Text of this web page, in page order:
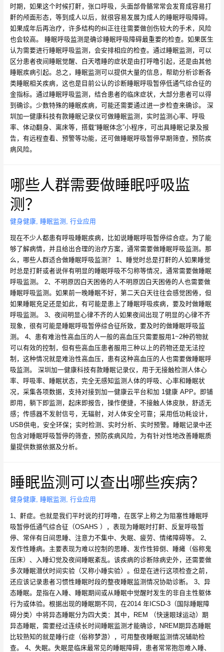
时期，如果这个时候打鼾，张口呼吸，头面部骨骼常常会发育成容易打
鼾的颅面形态，等到成人以后，就很容易发展为成人的睡眠呼吸障碍。
如果成年后再治疗，许多结构的纠正往往需要做创伤较大的手术，风险
也会较高。 睡眠呼吸监测是确诊睡眠呼吸障碍最重要的检查。如果医生
认为需要进行睡眠呼吸监测，会安排相应的检查。通过睡眠监测，可以
区分患者夜间睡眠觉醒、白天嗜睡的症状是由打呼噜引起，还是由其他
睡眠疾病引起。总之，睡眠监测可以提供大量的信息，帮助分析诊断各
类睡眠相关疾病，这也是目前公认的诊断睡眠呼吸暂停低通气综合征的
金指标。通过睡眠呼吸监测，结合患者的临床症状，大部分患者可以得
到确诊。少数特殊的睡眠疾病，可能还需要通过进一步检查来确诊。 深
圳加一健康科技有款睡眠记录仪可做睡眠监测，实时监测心率、呼吸
率、体动翻身、离床等，搭载“睡眠体念”小程序，可出具睡眠记录及报
告，有远程查看、预警等功能，还可做睡眠呼吸暂停早期筛查，预防疾
病风险。
哪些人群需要做睡眠呼吸监
测？
健身健康, 睡眠监测 , 行业应用
现在不少人都患有呼吸睡眠疾病，比如说睡眠呼吸暂停综合症。为了能
够了解病情，并且给出合理的治疗方案，通常需要做睡眠呼吸监测。那
么，哪些人群适合做睡眠呼吸监测？ 1、睡觉时总是打鼾的人如果睡觉
时总是打鼾或者说伴有明显的睡眠呼吸不匀称等情况，通常需要做睡眠
呼吸监测。 2、不明原因白天困倦的人不明原因白天困倦的人也需要做
睡眠呼吸监测。如果前一晚睡眠不好，第二天白天往往会感觉困倦，但
如果睡眠充足还是如此，有可能是患上了睡眠呼吸疾病，要及时做睡眠
呼吸监测。 3、夜间明显心律不齐的人如果夜间出现了明显的心律不齐
现象，很有可能是睡眠呼吸暂停综合征所致，要及时的做睡眠呼吸监
测。 4、患有难治性高血压的人一般的高血压只需要服用1~2种药物就
可以有效的控制，但有些高血压患者服用三种以上的药物还是无法控
制，这种情况就是难治性高血压，患有这种高血压的人也需要做睡眠呼
吸监测。 深圳加一健康科技有款睡眠记录仪，用于无接触检测人体心
率、呼吸率、睡眠状态，完全无感知监测人体的呼吸、心率和睡眠状
况，采集各项数据，支持对接到加一健康云平台和加 1健康 APP。即铺
即用，躺下即监测，起床即报告，操作便捷，不接触人体皮肤，舒适无
感；传感器不发射信号，无辐射，对人体安全可靠；采用低功耗设计，
USB供电，安全环保；实时检测、实时分析、实时预警。睡眠记录中还
包含对睡眠呼吸暂停的筛查，预防疾病风险，为有针对性地改善睡眠质
量提供数据依据及分析。
睡眠监测可以查出哪些疾病？
健身健康, 睡眠监测 , 行业应用
1、鼾症。也就是我们平时说的打呼噜，在医学上称之为阻塞性睡眠呼
吸暂停低通气综合征（OSAHS ），表现为睡眠时打鼾、反复呼吸暂
停、常伴有日间思睡、注意力不集中、失眠、疲劳、情绪障碍等。 2、
发作性睡病。主要表现为难以控制的思睡、发作性猝倒、睡瘫（俗称鬼
压床）、入睡幻觉及夜间睡眠紊乱。该疾病的诊断除病史外，还需要做
多次睡眠潜伏时间实验（又称小睡实验）。但是在进行这项检查之前，
还应该记录患者习惯性睡眠时段的整夜睡眠监测情况协助诊断。 3、异
态睡眠。是指在入睡、睡眠期间或从睡眠中觉醒时发生的非自主性躯体
行为或体验。根据出现的睡眠期不同，在2014 年ICSD-3（国际睡眠障
碍分类）中将异态睡眠分为四大类：其中，REM （快速眼球运动）期
异态睡眠，需要经过连续长时间睡眠监测才能确诊，NREM期异态睡眠
比较熟知的就是睡行症（俗称梦游），可用整夜睡眠监测情况辅助检
查。 4、失眠。失眠是临床最常见的睡眠障碍，患者常常抱怨难入睡、